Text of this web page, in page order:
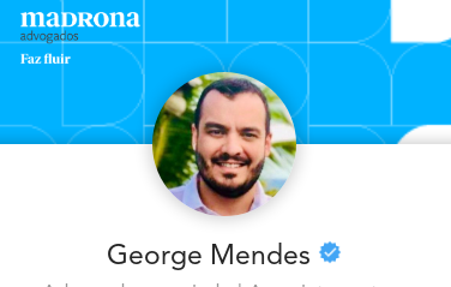
George Mendes